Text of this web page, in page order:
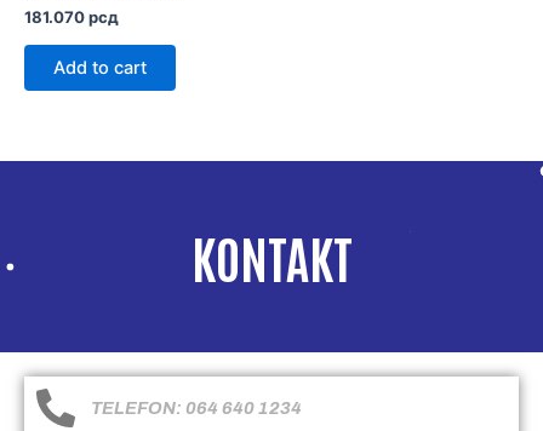
181.070рсд
Add to cart
KONTAKT
TELEFON: 064 640 1234